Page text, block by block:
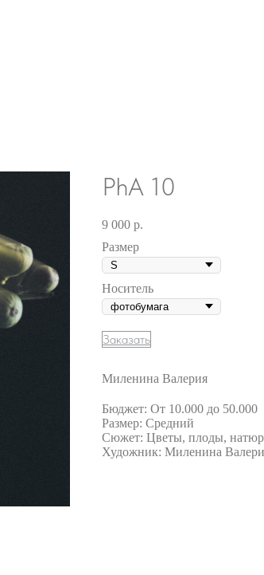
PhA 10
9 000 р.
Размер
Носитель
Заказать
Миленина Валерия
Бюджет: От 10.000 до 50.000
Размер: Средний
Сюжет: Цветы, плоды,
Художник: Миленина